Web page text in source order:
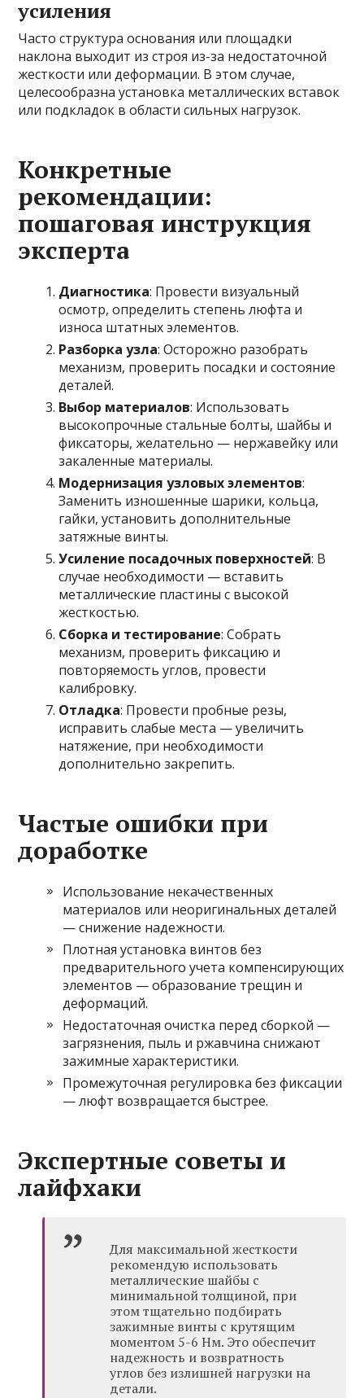
усиления
Часто структура основания или площадки
наклона выходит из строя из-за недостаточной
жесткости или деформации. В этом случае,
целесообразна установка металлических вставок
или подкладок в области сильных нагрузок.
Конкретные
рекомендации:
пошаговая инструкция
эксперта
Диагностика: Провести визуальный
осмотр, определить степень люфта и
износа штатных элементов.
Разборка узла: Осторожно разобрать
механизм, проверить посадки и состояние
деталей.
Выбор материалов: Использовать
высокопрочные стальные болты, шайбы и
фиксаторы, желательно — нержавейку или
закаленные материалы.
Модернизация узловых элементов:
Заменить изношенные шарики, кольца,
гайки, установить дополнительные
затяжные винты.
Усиление посадочных поверхностей: В
случае необходимости — вставить
металлические пластины с высокой
жесткостью.
Сборка и тестирование: Собрать
механизм, проверить фиксацию и
повторяемость углов, провести
калибровку.
Отладка: Провести пробные резы,
исправить слабые места — увеличить
натяжение, при необходимости
дополнительно закрепить.
Частые ошибки при
доработке
Использование некачественных
материалов или неоригинальных деталей
— снижение надежности.
Плотная установка винтов без
предварительного учета компенсирующих
элементов — образование трещин и
деформаций.
Недостаточная очистка перед сборкой —
загрязнения, пыль и ржавчина снижают
зажимные характеристики.
Промежуточная регулировка без фиксации
— люфт возвращается быстрее.
Экспертные советы и
лайфхаки
Для максимальной жесткости
рекомендую использовать
металлические шайбы с
минимальной толщиной, при
этом тщательно подбирать
зажимные винты с крутящим
моментом 5-6 Нм. Это обеспечит
надежность и возвратность
углов без излишней нагрузки на
детали.